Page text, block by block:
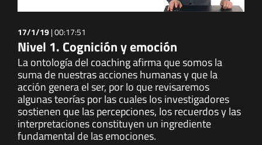
17/1/19|00:17:51
Nivel 1. Cognición y emoción
La ontología del coaching afirma que somos la
suma de nuestras acciones humanas y que la
acción genera el ser, por lo que revisaremos
algunas teorías por las cuales los investigadores
sostienen que las percepciones, los recuerdos y las
interpretaciones constituyen un ingrediente
fundamental de las emociones.